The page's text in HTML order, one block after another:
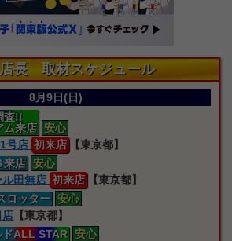
長 取材スケジュール
8月9日(日)
査!!
ム来店 安心
号店 初来店
【東京都】
来店 安心
ル田無店 初来店
【東京都】
ロッター 安心
店 【東京都】
ALL STAR 安心